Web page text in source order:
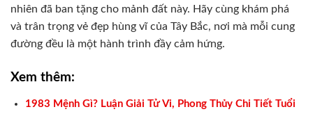
nhiên đã ban tặng cho mảnh đất này. Hãy cùng khám phá
và trân trọng vẻ đẹp hùng vĩ của Tây Bắc, nơi mà mỗi cung
đường đều là một hành trình đầy cảm hứng.
Xem thêm:
1983 Mệnh Gì? Luận Giải Tử Vi, Phong Thủy Chi Tiết Tuổi